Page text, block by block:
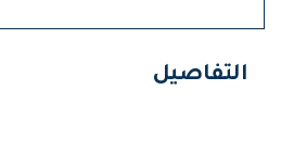
التفاصيل